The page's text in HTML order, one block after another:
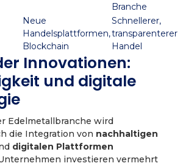
Branche
Neue
Handelsplattformen,
Blockchain
Schnellerer,
transparenterer
Handel
Innovationen:
und digitale
Edelmetallbranche wird
die Integration von nachhaltigen
digitalen Plattformen
investieren vermehrt